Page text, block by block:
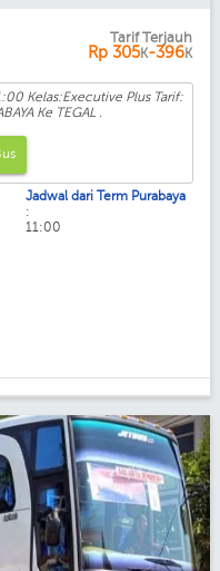
Tarif Terjauh
Rp 305K-396K
Kelas:Executive Plus Tarif:
Ke TEGAL .
Jadwal dari Term Purabaya
:
11:00